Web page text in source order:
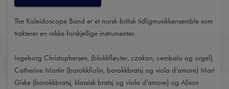
The Kaleidoscope Band er et norsk-britisk tidligmusikkensemble som
trakterer en rekke forskjellige instrumenter.
Ingeborg Christophersen, (blokkfløyter, czakan, cembalo og orgel),
Catherine Martin (barokkfiolin, barokkbratsj og viola d’amore) Mari
Giske (barokkbratsj, klassisk bratsj og viola d’amore) og Alison